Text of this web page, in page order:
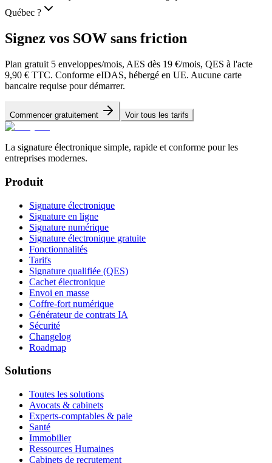
Québec ?
Signez vos SOW sans friction
Plan gratuit 5 enveloppes/mois, AES dès 19 €/mois, QES à l'acte
9,90 € TTC. Conforme eIDAS, hébergé en UE. Aucune carte
bancaire requise pour démarrer.
Commencer gratuitement Voir tous les tarifs
La signature électronique simple, rapide et conforme pour les
entreprises modernes.
Produit
Signature électronique
Signature en ligne
Signature numérique
Signature électronique gratuite
Fonctionnalités
Tarifs
Signature qualifiée (QES)
Cachet électronique
Envoi en masse
Coffre-fort numérique
Générateur de contrats IA
Sécurité
Changelog
Roadmap
Solutions
Toutes les solutions
Avocats & cabinets
Experts-comptables & paie
Santé
Immobilier
Ressources Humaines
Cabinets de recrutement